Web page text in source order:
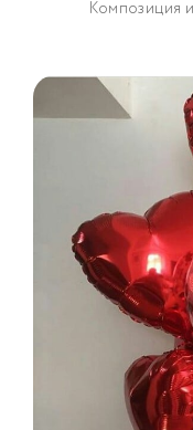
Композиция